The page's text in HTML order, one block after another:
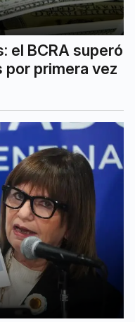
el BCRA superó
por primera vez